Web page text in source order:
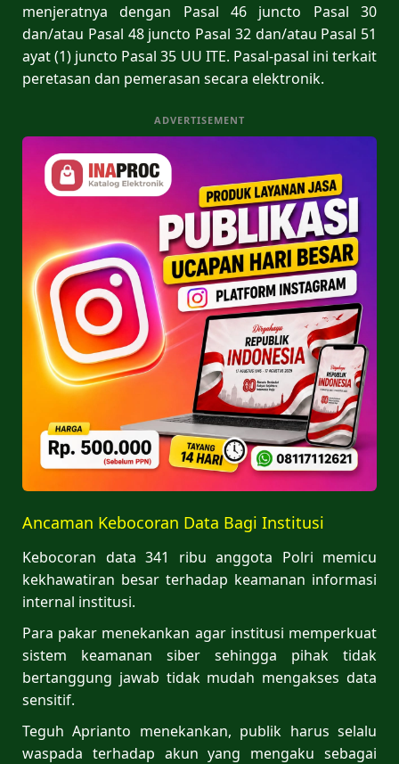
menjeratnya dengan Pasal 46 juncto Pasal 30
dan/atau Pasal 48 juncto Pasal 32 dan/atau Pasal 51
ayat (1) juncto Pasal 35 UU ITE. Pasal-pasal ini terkait
peretasan dan pemerasan secara elektronik.
ADVERTISEMENT
Ancaman Kebocoran Data Bagi Institusi
Kebocoran data 341 ribu anggota Polri memicu
kekhawatiran besar terhadap keamanan informasi
internal institusi.
Para pakar menekankan agar institusi memperkuat
sistem keamanan siber sehingga pihak tidak
bertanggung jawab tidak mudah mengakses data
sensitif.
Teguh Aprianto menekankan, publik harus selalu
waspada terhadap akun yang mengaku sebagai